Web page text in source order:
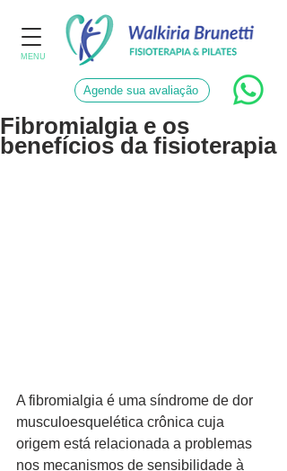
MENU
Agende sua avaliação
Fibromialgia e os
benefícios da fisioterapia
A fibromialgia é uma síndrome de dor
musculoesquelética crônica cuja
origem está relacionada a problemas
nos mecanismos de sensibilidade à